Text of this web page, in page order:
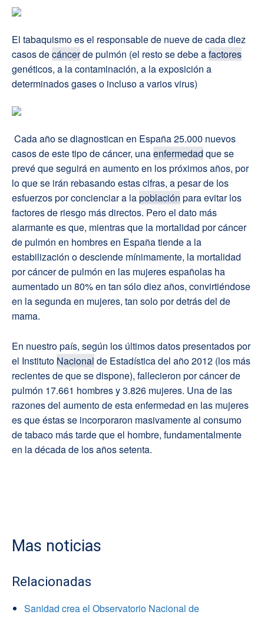
El tabaquismo es el responsable de nueve de cada diez
casos decáncerde pulmón (el resto se debe afactores
genéticos, a la contaminación, a la exposición a
determinados gases o incluso a varios virus)
Cada año se diagnostican en España 25.000 nuevos
casos de este tipo de cáncer, unaenfermedad que se
prevé que seguirá en aumento en los próximos años, por
lo que se irán rebasando estas cifras, a pesar de los
esfuerzos por concienciar a lapoblación para evitar los
factores de riesgo más directos. Pero el dato más
alarmante es que, mientras que la mortalidad por cáncer
de pulmón en hombres en España tiende a la
estabilización o desciende mínimamente, la mortalidad
por cáncer de pulmón en las mujeres españolas ha
aumentado un 80% en tan sólo diez años, convirtiéndose
en la segunda en mujeres, tan solo por detrás del de
mama.
En nuestro país, según los últimos datos presentados por
el Instituto Nacional de Estadística del año 2012 (los más
recientes de que se dispone), fallecieron por cáncer de
pulmón 17.661 hombres y 3.826 mujeres. Una de las
razones del aumento de esta enfermedad en las mujeres
es que éstas se incorporaron masivamente al consumo
de tabaco más tarde que el hombre, fundamentalmente
en la década de los años setenta.
Mas noticias
Relacionadas
Sanidad crea el Observatorio Nacional de